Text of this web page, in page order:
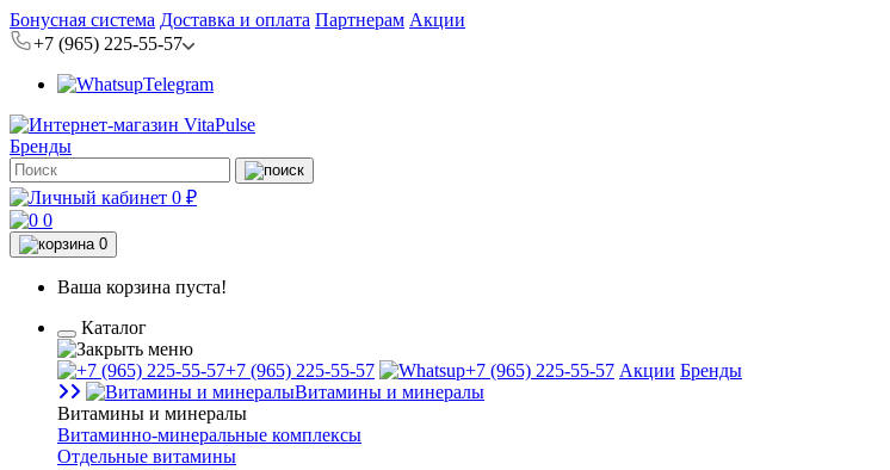
Бонусная система Доставка и оплата Партнерам Акции
+7 (965) 225-55-57
Telegram
Бренды
0 ₽
0
0
Ваша корзина пуста!
Каталог
+7 (965) 225-55-57 +7 (965) 225-55-57 Акции Бренды
Витамины и минералы
Витамины и минералы
Витаминно-минеральные комплексы
Отдельные витамины